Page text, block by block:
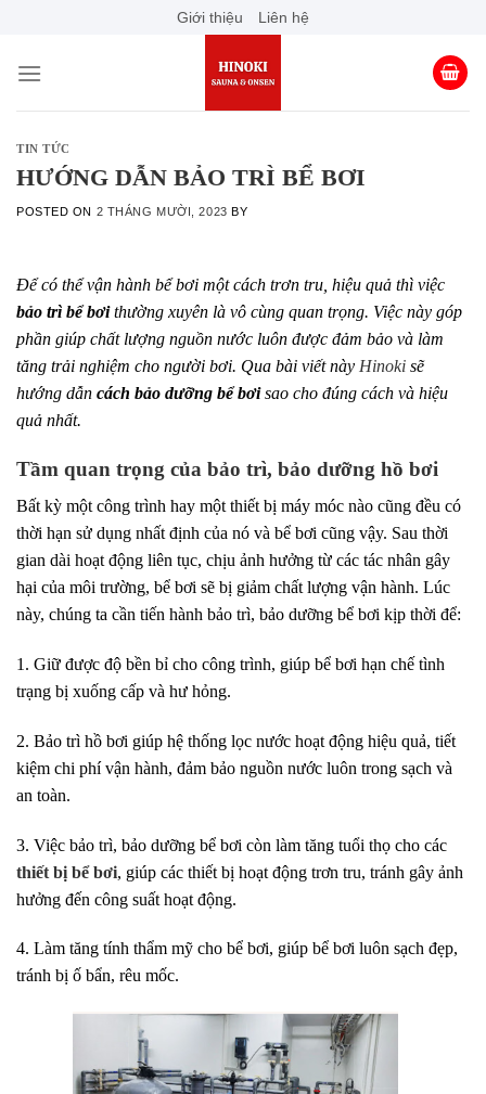
content
Giới thiệu Liên hệ
TIN TỨC
HƯỚNG DẪN BẢO TRÌ BỂ BƠI
POSTED ON 2 THÁNG MƯỜI, 2023 BY
Để có thể vận hành bể bơi một cách trơn tru, hiệu quả thì việc
bảo trì bể bơithường xuyên là vô cùng quan trọng. Việc này góp
phần giúp chất lượng nguồn nước luôn được đảm bảo và làm
tăng trải nghiệm cho người bơi. Qua bài viết này Hinoki sẽ
hướng dẫn cách bảo dưỡng bể bơisao cho đúng cách và hiệu
quả nhất.
Tầm quan trọng của bảo trì, bảo dưỡng hồ bơi
Bất kỳ một công trình hay một thiết bị máy móc nào cũng đều có
thời hạn sử dụng nhất định của nó và bể bơi cũng vậy. Sau thời
gian dài hoạt động liên tục, chịu ảnh hưởng từ các tác nhân gây
hại của môi trường, bể bơi sẽ bị giảm chất lượng vận hành. Lúc
này, chúng ta cần tiến hành bảo trì, bảo dưỡng bể bơi kịp thời để:
1. Giữ được độ bền bỉ cho công trình, giúp bể bơi hạn chế tình
trạng bị xuống cấp và hư hỏng.
2. Bảo trì hồ bơi giúp hệ thống lọc nước hoạt động hiệu quả, tiết
kiệm chi phí vận hành, đảm bảo nguồn nước luôn trong sạch và
an toàn.
3. Việc bảo trì, bảo dưỡng bể bơi còn làm tăng tuổi thọ cho các
thiết bị bể bơi, giúp các thiết bị hoạt động trơn tru, tránh gây ảnh
hưởng đến công suất hoạt động.
4. Làm tăng tính thẩm mỹ cho bể bơi, giúp bể bơi luôn sạch đẹp,
tránh bị ố bẩn, rêu mốc.